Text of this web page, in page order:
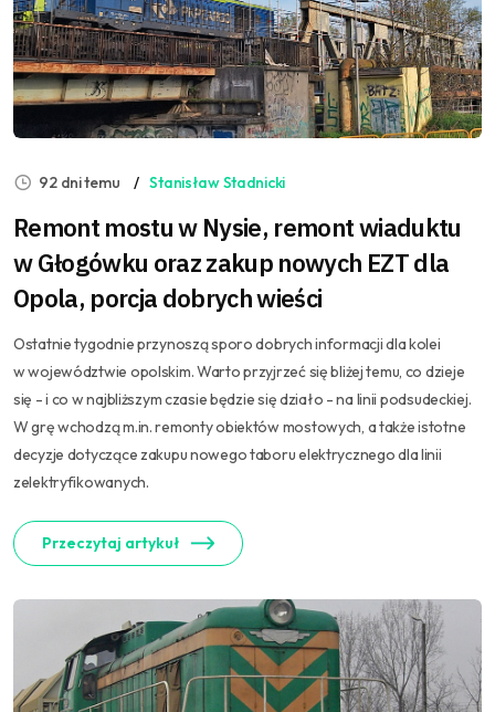
92 dni temu Stanisław Stadnicki
Remont mostu w Nysie, remont wiaduktu
w Głogówku oraz zakup nowych EZT dla
Opola, porcja dobrych wieści
Ostatnie tygodnie przynoszą sporo dobrych informacji dla kolei
w województwie opolskim. Warto przyjrzeć się bliżej temu, co dzieje
się - i co w najbliższym czasie będzie się działo - na linii podsudeckiej.
W grę wchodzą m.in. remonty obiektów mostowych, a także istotne
decyzje dotyczące zakupu nowego taboru elektrycznego dla linii
zelektryfikowanych.
Przeczytaj artykuł